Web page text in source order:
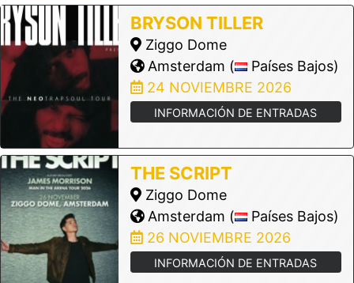
BRYSON TILLER
Ziggo Dome
Amsterdam (
Países Bajos)
24 NOVIEMBRE 2026
INFORMACIÓN DE ENTRADAS
THE SCRIPT
Ziggo Dome
Amsterdam (
Países Bajos)
26 NOVIEMBRE 2026
INFORMACIÓN DE ENTRADAS